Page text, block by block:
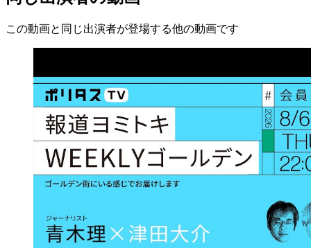
この動画と同じ出演者が登場する他の動画です